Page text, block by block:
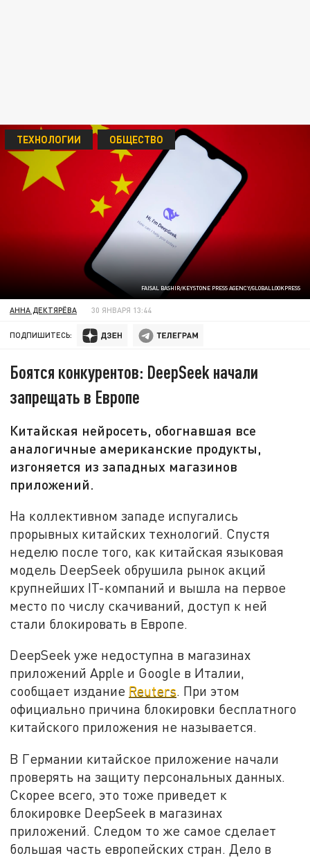
FAISAL BASHIR/KEYSTONE PRESS AGENCY/GLOBALLOOKPRESS
ТЕХНОЛОГИИ ОБЩЕСТВО
АННА ДЕКТЯРЁВА 30 ЯНВАРЯ 13:44
ПОДПИШИТЕСЬ:
Боятся конкурентов: DeepSeek начали
запрещать в Европе
Китайская нейросеть, обогнавшая все
аналогичные американские продукты,
изгоняется из западных магазинов
приложений.
На коллективном западе испугались
прорывных китайских технологий. Спустя
неделю после того, как китайская языковая
модель DeepSeek обрушила рынок акций
крупнейших IT-компаний и вышла на первое
место по числу скачиваний, доступ к ней
стали блокировать в Европе.
DeepSeek уже недоступна в магазинах
приложений Apple и Google в Италии,
сообщает издание Reuters. При этом
официально причина блокировки бесплатного
китайского приложения не называется.
В Германии китайское приложение начали
проверять на защиту персональных данных.
Скорее всего, это тоже приведет к
блокировке DeepSeek в магазинах
приложений. Следом то же самое сделает
большая часть европейских стран. Дело в